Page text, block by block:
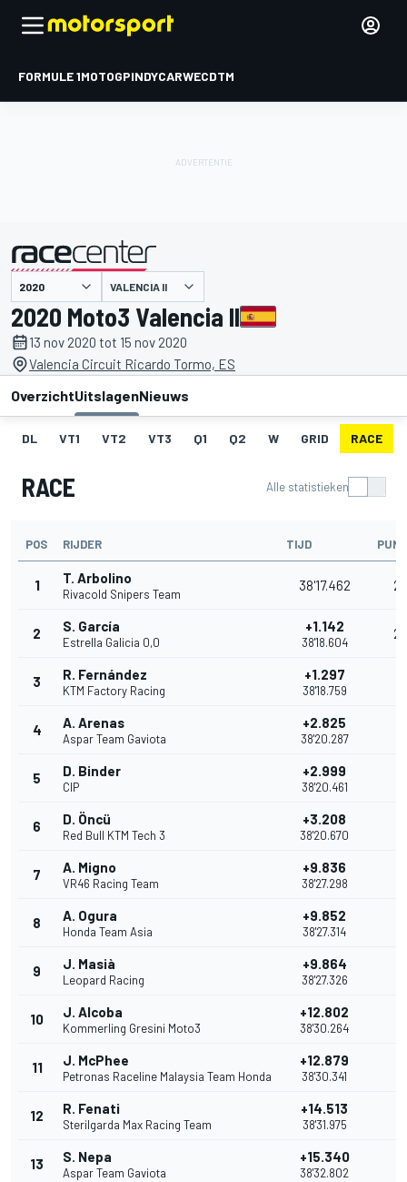
FORMULE 1MOTOGPINDYCARWECDTM
gepresenteerd door VALENCIA II
2020 Moto3 Valencia II
13 nov 2020 tot 15 nov 2020
Valencia Circuit Ricardo Tormo, ES
OverzichtUitslagenNieuws
DL VT1 VT2 VT3 Q1 Q2 W GRID RACE
RACE Alle statistieken
POS RIJDER TIJD
1 T. Arbolino
Rivacold Snipers Team
38'17.462 25
2 S. García
Estrella Galicia 0,0
+1.142
38'18.604
20
3 R. Fernández
KTM Factory Racing
+1.297
38'18.759
4 A. Arenas
Aspar Team Gaviota
+2.825
38'20.287
5 D. Binder
CIP
+2.999
38'20.461
6 D. Öncü
Red Bull KTM Tech 3
+3.208
38'20.670
7 A. Migno
VR46 Racing Team
+9.836
38'27.298
8 A. Ogura
Honda Team Asia
+9.852
38'27.314
9 J. Masià
Leopard Racing
+9.864
38'27.326
10 J. Alcoba
Kommerling Gresini Moto3
+12.802
38'30.264
11 J. McPhee
Petronas Raceline Malaysia Team Honda
+12.879
38'30.341
12 R. Fenati
Sterilgarda Max Racing Team
+14.513
38'31.975
13 S. Nepa
Aspar Team Gaviota
+15.340
38'32.802